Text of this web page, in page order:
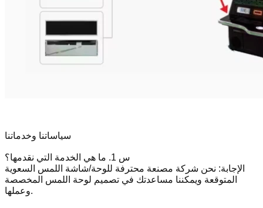
سياساتنا وخدماتنا
س 1. ما هي الخدمة التي نقدمها؟
الإجابة: نحن شركة مصنعة محترفة للوحة/شاشة اللمس السعوية
المتوقعة ويمكننا مساعدتك في تصميم لوحة اللمس المخصصة
وعملها.